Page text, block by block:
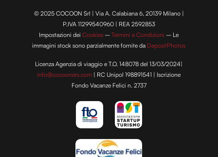
© 2025 COCOON Srl | Via A. Calabiana 6, 20139 Milano |
P.IVA 11299540960 | REA 2592853
Impostazioni deiCookies –Termini e Condizioni – Le
immagini stock sono parzialmente fornite da DepositPhotos
Licenza Agenzia di viaggio e T.O. 148078 del 13/03/2024|
info@cocooners.com | RC Unipol 198891541 | Iscrizione
Fondo Vacanze Felici n. 2737